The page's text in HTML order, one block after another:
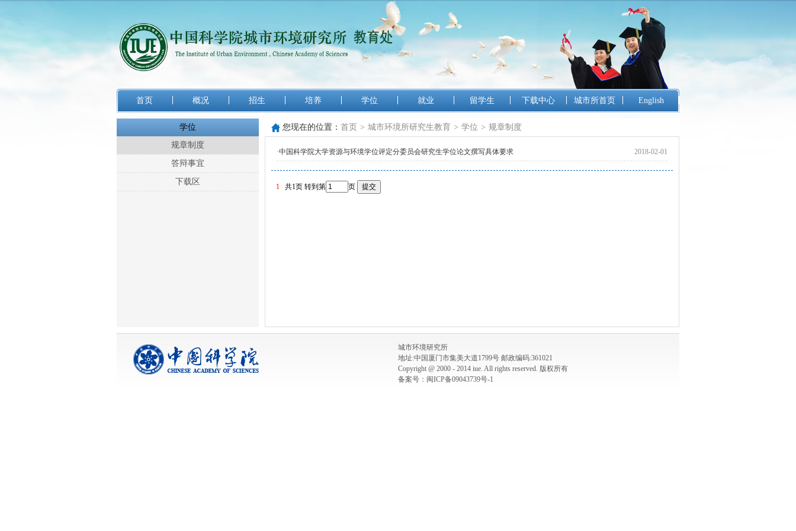
首页 概况 招生 培养 学位 就业 留学生 下载中心 城市所首页 English
学位
规章制度
答辩事宜
下载区
您现在的位置： 首页 > 城市环境所研究生教育 > 学位 > 规章制度
2018-02-01
·中国科学院大学资源与环境学位评定分委员会研究生学位论文撰写具体要求
1 共1页 转到第 页
城市环境研究所
地址:中国厦门市集美大道1799号 邮政编码:361021
Copyright @ 2000 - 2014 iue. All rights reserved. 版权所有
备案号：闽ICP备09043739号-1